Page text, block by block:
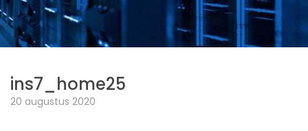
ins7_home25
20 augustus 2020